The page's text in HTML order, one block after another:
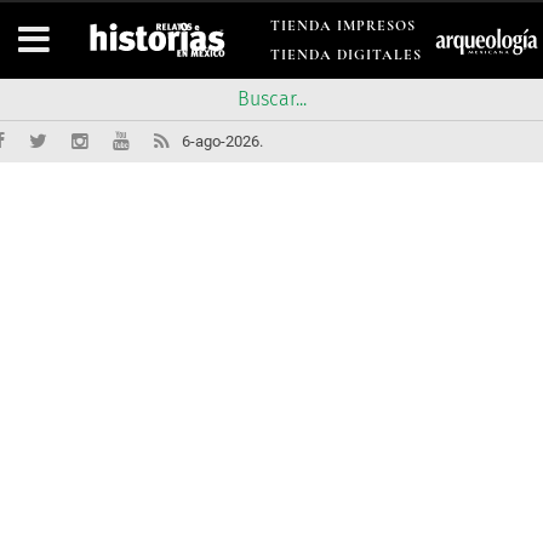
TIENDA IMPRESOS
TIENDA DIGITALES
6-ago-2026.